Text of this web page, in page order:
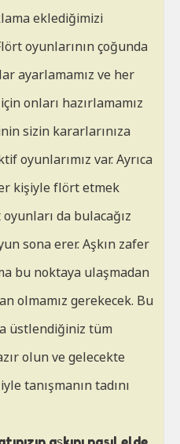
eklediğimizi
oyunlarının çoğunda
ayarlamamız ve her
onları hazırlamamız
sizin kararlarınıza
oyunlarımız var. Ayrıca
kişiyle flört etmek
da bulacağız
sona erer. Aşkın zafer
bu noktaya ulaşmadan
olmamız gerekecek. Bu
üstlendiğiniz tüm
olun ve gelecekte
tanışmanın tadını